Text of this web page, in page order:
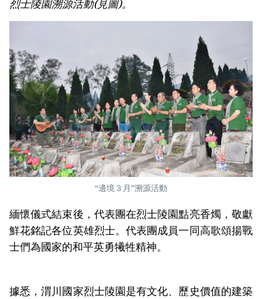
烈士陵園溯源活動(見圖)。
“邊境３月”溯源活動
緬懷儀式結束後，代表團在烈士陵園點亮香燭，敬獻
鮮花銘記各位英雄烈士。代表團成員一同高歌頌揚戰
士們為國家的和平英勇犧牲精神。
據悉，渭川國家烈士陵園是有文化、歷史價值的建築